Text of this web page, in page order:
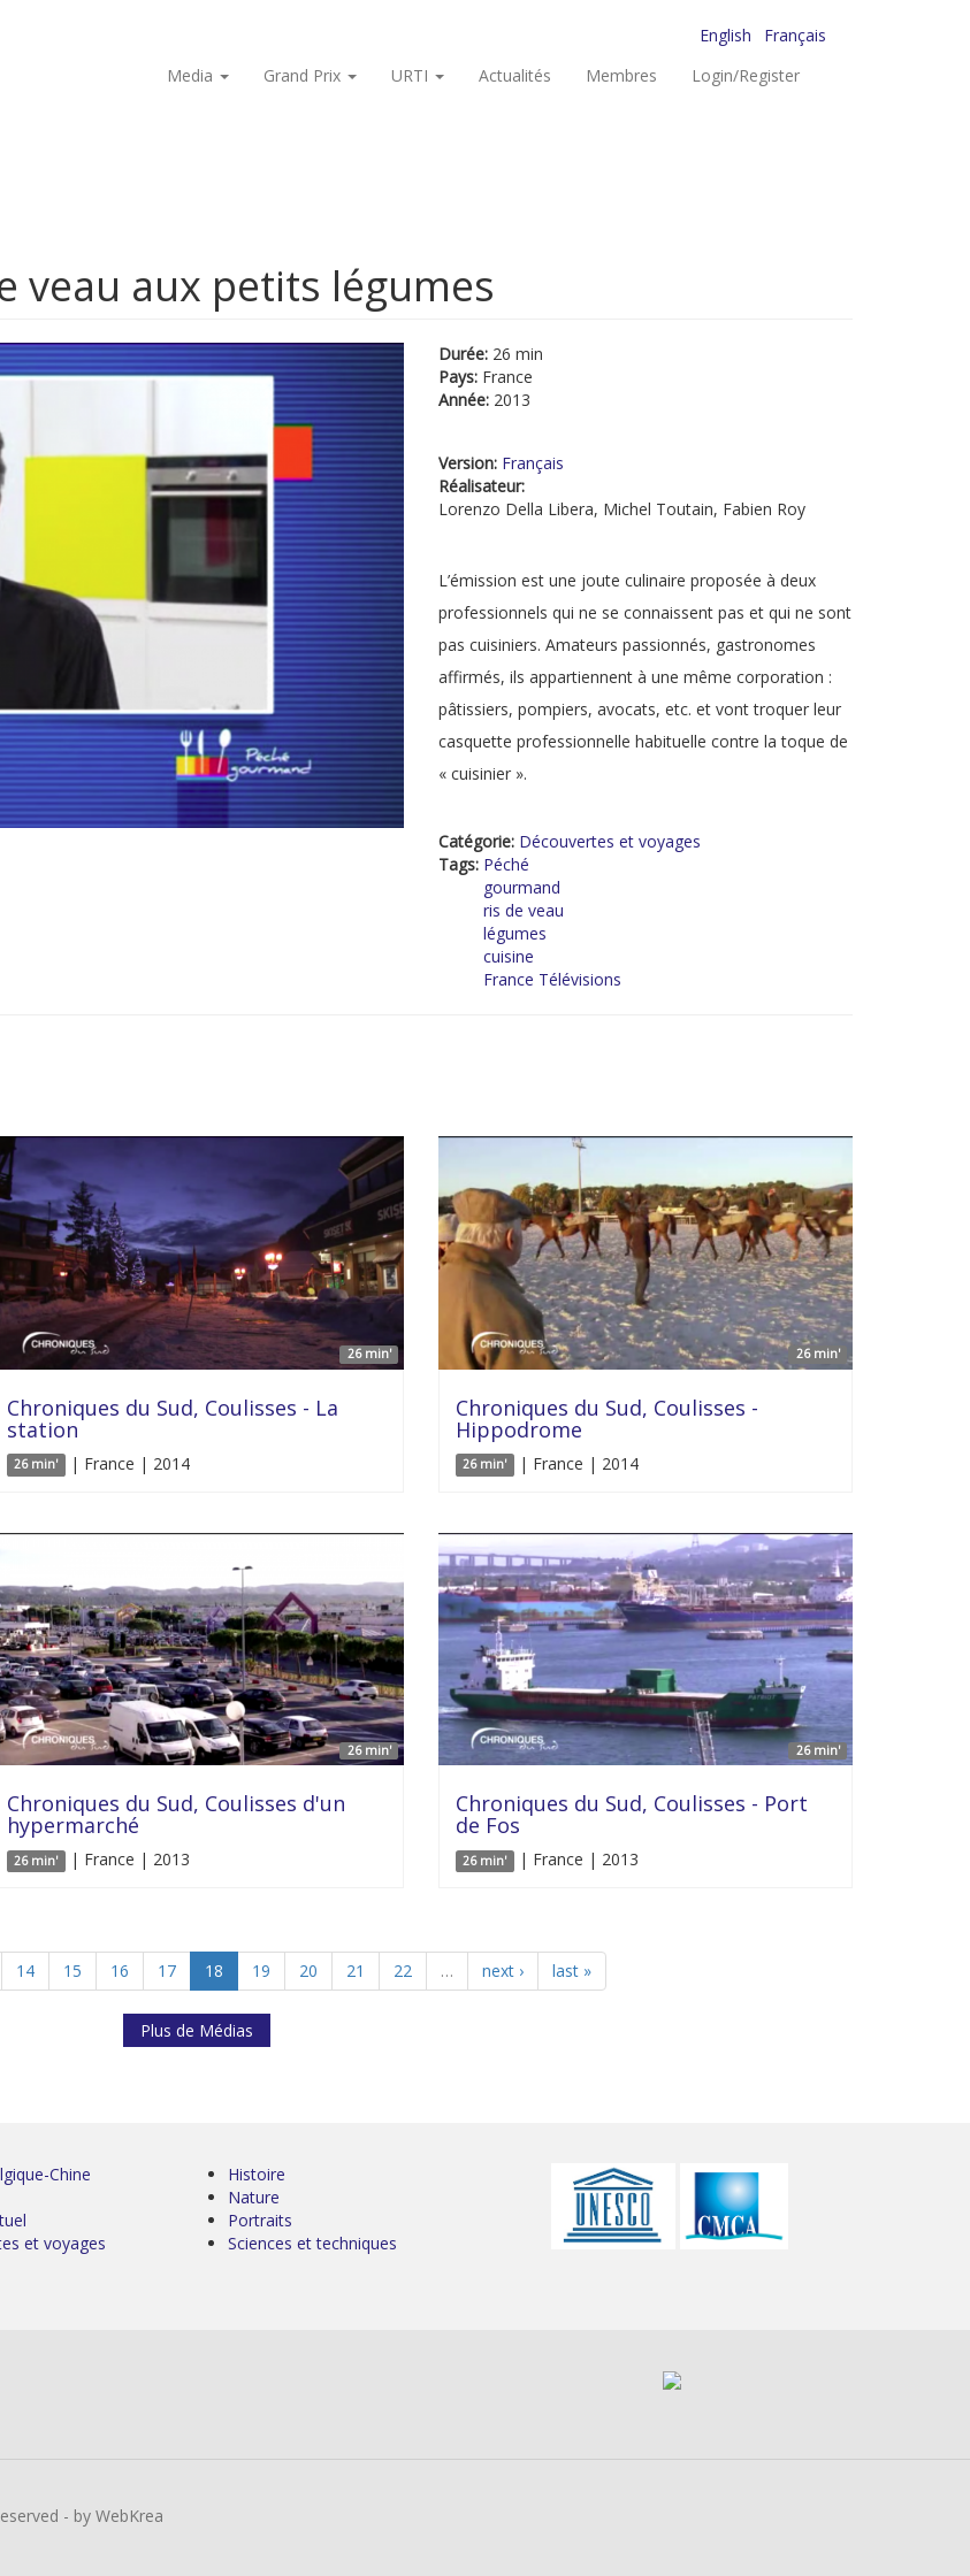
English
Français
Media
Grand Prix URTI Actualités Membres Login/Register
veau aux petits légumes
Durée: 26 min
Pays: France
Année: 2013
Version: Français
Réalisateur:
Lorenzo Della Libera, Michel Toutain, Fabien Roy
L’émission est une joute culinaire proposée à deux
professionnels qui ne se connaissent pas et qui ne sont
pas cuisiniers. Amateurs passionnés, gastronomes
affirmés, ils appartiennent à une même corporation :
pâtissiers, pompiers, avocats, etc. et vont troquer leur
casquette professionnelle habituelle contre la toque de
« cuisinier ».
Catégorie: Découvertes et voyages
Tags: Péché
gourmand
ris de veau
légumes
cuisine
France Télévisions
26 min'
Chroniques du Sud, Coulisses - La
station
26 min' | France | 2014
26 min'
Chroniques du Sud, Coulisses -
Hippodrome
26 min' | France | 2014
26 min'
Chroniques du Sud, Coulisses d'un
hypermarché
26 min' | France | 2013
26 min'
Chroniques du Sud, Coulisses - Port
de Fos
26 min' | France | 2013
14 15 16 17 18 19 20 21 22 … next › last »
Plus de Médias
Chine
et voyages
Histoire
Nature
Portraits
Sciences et techniques
- by WebKrea